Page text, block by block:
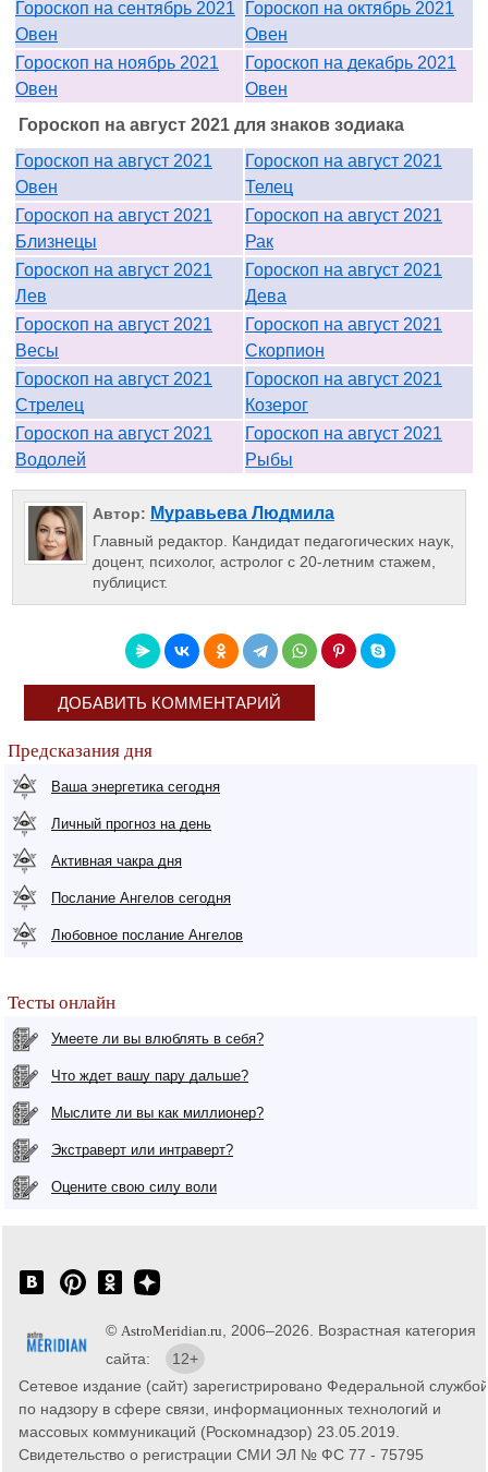
Гороскоп на сентябрь 2021
Овен
Гороскоп на октябрь 2021
Овен
Гороскоп на ноябрь 2021
Овен
Гороскоп на декабрь 2021
Овен
Гороскоп на август 2021 для знаков зодиака
Гороскоп на август 2021
Овен
Гороскоп на август 2021
Телец
Гороскоп на август 2021
Близнецы
Гороскоп на август 2021
Рак
Гороскоп на август 2021
Лев
Гороскоп на август 2021
Дева
Гороскоп на август 2021
Весы
Гороскоп на август 2021
Скорпион
Гороскоп на август 2021
Стрелец
Гороскоп на август 2021
Козерог
Гороскоп на август 2021
Водолей
Гороскоп на август 2021
Рыбы
Автор: Муравьева Людмила
Главный редактор. Кандидат педагогических наук,
доцент, психолог, астролог с 20-летним стажем,
публицист.
ДОБАВИТЬ КОММЕНТАРИЙ
Предсказания дня
Ваша энергетика сегодня
Личный прогноз на день
Активная чакра дня
Послание Ангелов сегодня
Любовное послание Ангелов
Тесты онлайн
Умеете ли вы влюблять в себя?
Что ждет вашу пару дальше?
Мыслите ли вы как миллионер?
Экстраверт или интраверт?
Оцените свою силу воли
© AstroMeridian.ru , 2006–2026. Возрастная категория
сайта:
12+
Сетевое издание (сайт) зарегистрировано Федеральной службой
по надзору в сфере связи, информационных технологий и
массовых коммуникаций (Роскомнадзор) 23.05.2019.
Свидетельство о регистрации СМИ ЭЛ № ФС 77 - 75795